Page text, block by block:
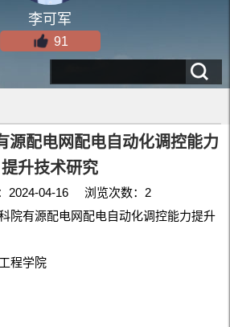
李可军
91
源配电网配电自动化调控能力
提升技术研究
2024-04-16 浏览次数： 2
院有源配电网配电自动化调控能力提升
程学院